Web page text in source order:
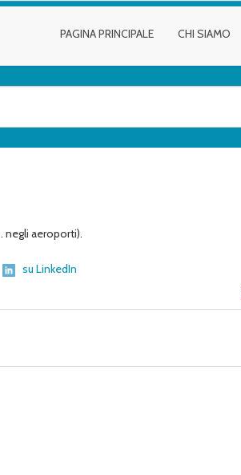
PAGINA PRINCIPALE CHI SIAMO
negli aeroporti).
su LinkedIn